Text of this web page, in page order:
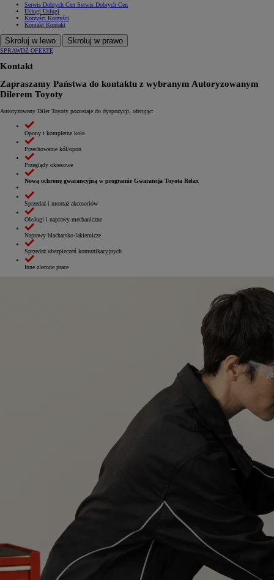
Serwis Dobrych Cen Serwis Dobrych Cen
Usługi Usługi
Korzyści Korzyści
Kontakt Kontakt
Skroluj w lewo Skroluj w prawo
SPRAWDŹ OFERTĘ
Kontakt
Zapraszamy Państwa do kontaktu z wybranym Autoryzowanym
Dilerem Toyoty
Autoryzowany Diler Toyoty pozostaje do dyspozycji, oferując:
Opony i kompletne koła
Przechowanie kół/opon
Przeglądy okresowe
Nową ochronę gwarancyjną w programie Gwarancja Toyota Relax
Sprzedaż i montaż akcesoriów
Obsługi i naprawy mechaniczne
Naprawy blacharsko‑lakiernicze
Sprzedaż ubezpieczeń komunikacyjnych
Inne zlecone prace